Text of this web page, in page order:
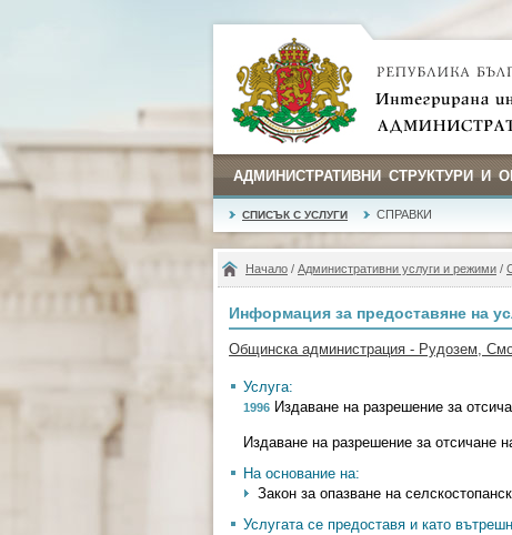
АДМИНИСТРАТИВНИ СТРУКТУРИ И
СПИСЪК С УСЛУГИ СПРАВКИ
Начало / Административни услуги и режими /
Информация за предоставяне на
Общинска администрация - Рудозем,
Услуга:
1996 Издаване на разрешение за
Издаване на разрешение за отсичане
На основание на:
Закон за опазване на
Услугата се предоставя и като